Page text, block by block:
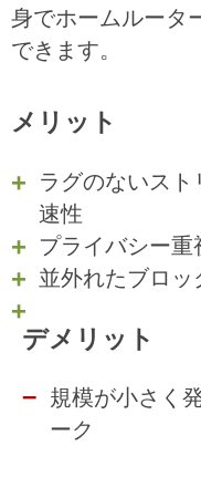
身でホームルータ
できます。
メリット
ラグのないス
速性
プライバシー重
並外れたブロッ
デメリット
規模が小さく
ーク